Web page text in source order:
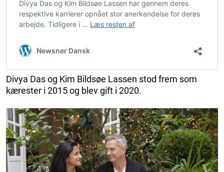
Divya Das og Kim Bildsøe Lassen stod frem som
kærester i 2015 og blev gift i 2020.